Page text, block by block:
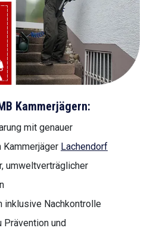
Kammerjägern:
mit genauer
Lachendorf
umweltverträglicher
inklusive Nachkontrolle
Prävention und